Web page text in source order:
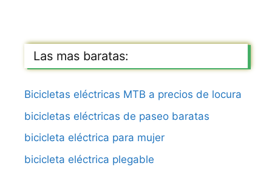
Las mas baratas:
Bicicletas eléctricas MTB a precios de locura
bicicletas eléctricas de paseo baratas
bicicleta eléctrica para mujer
bicicleta eléctrica plegable